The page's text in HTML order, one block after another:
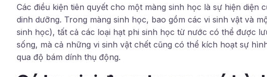
Các điều kiện tiên quyết cho một màng sinh học là sự hiện diện
dinh dưỡng. Trong màng sinh học, bao gồm các vi sinh vật và
sinh học), tất cả các loại hạt phi sinh học từ nước có thể được
sống, mà cả những vi sinh vật chết cũng có thể kích hoạt sự
qua độ bám dính thụ động.